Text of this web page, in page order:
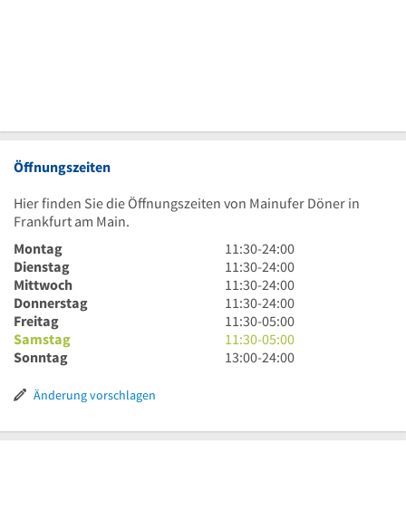
Öffnungszeiten
Hier finden Sie die Öffnungszeiten von Mainufer Döner in
Frankfurt am Main.
Montag
11
Uhr
30
bis
24
Uhr
11:30-24:00
Dienstag
11
Uhr
30
bis
24
Uhr
11:30-24:00
Mittwoch
11
Uhr
30
bis
24
11:30-24:00
Donnerstag
11
Uhr
30
bis
11:30-24:00
Freitag
11
Uhr
30
11:30-05:00
Samstag
11
Uhr
Uhr
11:30-05:00
Sonntag
13
Uhr
13:00-24:00
Änderung vorschlagen